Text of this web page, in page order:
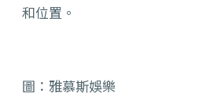
和位置。
圖：雅慕斯娛樂